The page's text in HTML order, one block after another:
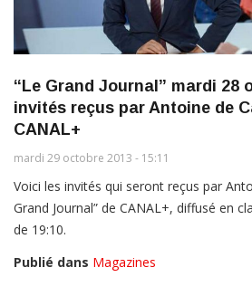
“Le Grand Journal” mardi 28
invités reçus par Antoine de
CANAL+
mardi 29 octobre 2013 - 15:11
Voici les invités qui seront reçus par
Grand Journal” de CANAL+, diffusé en
de 19:10.
Publié dans Magazines